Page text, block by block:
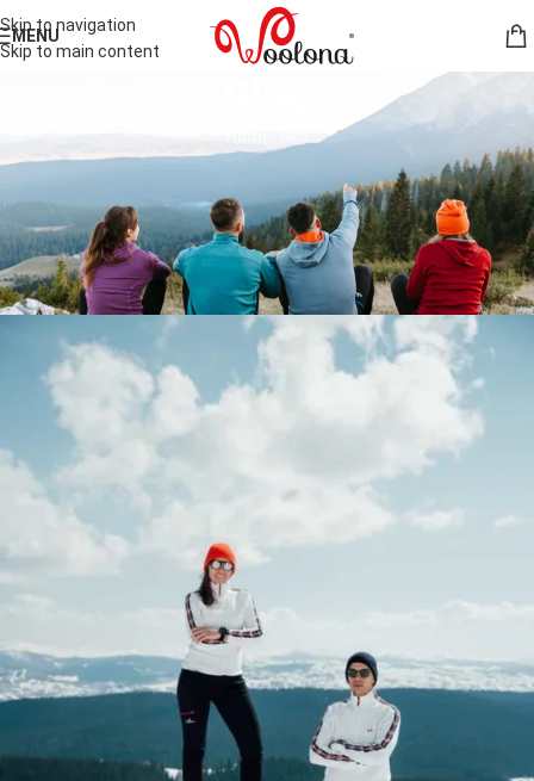
Skip to navigation
Skip to main content
MENU
Βήματα για να επιλέξετε
κατάλληλα ρούχα ορειβασίας για
ασφαλή παραμονή στο βουνό